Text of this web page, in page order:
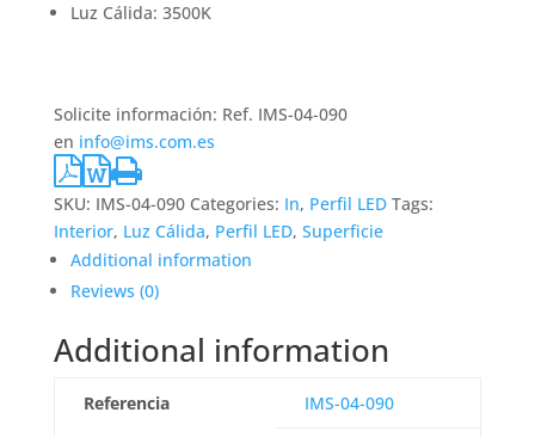
Luz Cálida: 3500K
Solicite información: Ref. IMS-04-090
en info@ims.com.es
SKU: IMS-04-090 Categories: In, Perfil LED Tags:
Interior, Luz Cálida, Perfil LED, Superficie
Additional information
Reviews (0)
Additional information
Referencia IMS-04-090